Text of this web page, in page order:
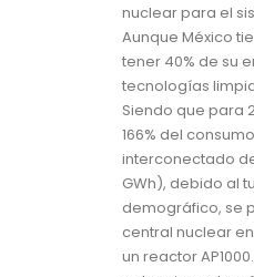
nuclear para el
Aunque México
tener 40% de su
tecnologías
Siendo que para
166% del
interconectado
GWh), debido al
demográfico, se
central nuclear
un reactor